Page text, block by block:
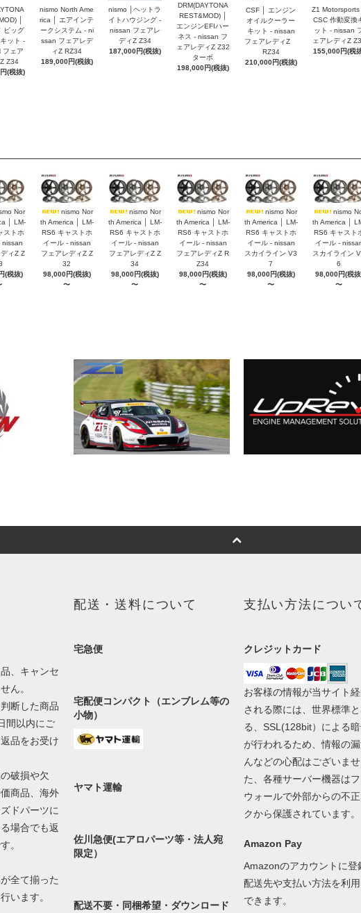
│
ビッグ
ット -
フェア
Z34
(税抜)
nismo North Ame
rica │ エアインテ
ークシステム - ni
ssan フェアレデ
ィZ RZ34
189,000円(税抜)
nismo │ヘットラ
イトハウジング -
nissan フェアレ
ディZ Z34
187,000円(税抜)
DRM(DAYTONA
REST&MOD) │
エンジンEFIハー
ネス - nissan フ
ェアレディZ Z32
ターボ
198,000円(税抜)
CSF │ エンジン
オイルクーラー
キット - nissan
フェアレディZ
RZ34
210,000円(税抜)
Z1 Motorsports
CSC 作動変換
ット - nissan
ェアレディZ
155,000円(税
Nor
│ LM-
ストホ
nissan
ィZ Z
(税抜)
nismo Nor
th America │ LM-
RS6 キャストホ
イール - nissan
フェアレディZ Z
32
98,000円(税抜)
〜
nismo Nor
th America │ LM-
RS6 キャストホ
イール - nissan
フェアレディZ Z
34
98,000円(税抜)
〜
nismo Nor
th America │ LM-
RS6 キャストホ
イール - nissan
フェアレディZ R
Z34
98,000円(税抜)
〜
nismo Nor
th America │ LM-
RS6 キャストホ
イール - nissan
スカイライン V3
7
98,000円(税抜)
〜
nismo
th America │
RS6 キャスト
イール -
スカイライン
6
98,000円(税
〜
、キャンセ
ん。
断した商品
間以内にご
品をお受け
破損や欠
商品、海外
ドパーツに
場合でも返
。
全て揃った
います。
配送・送料について
宅急便
宅配便コンパクト（エンブレム等の
小物）
ヤマト運輸
佐川急便(エアロパーツ等・法人宛
限定）
配送不要・同梱希望・ダウンロード
支払い方法につい
クレジットカード
お客様の情報が当サイト
される際には、世界標準
る、SSL(128bit）による
が行われるため、情報の
んなどの心配はございま
た、各種サーバー機器は
ウォールで外部からの不
クから保護されています。
Amazon Pay
Amazonのアカウントに登
配送先や支払い方法を利
できます。